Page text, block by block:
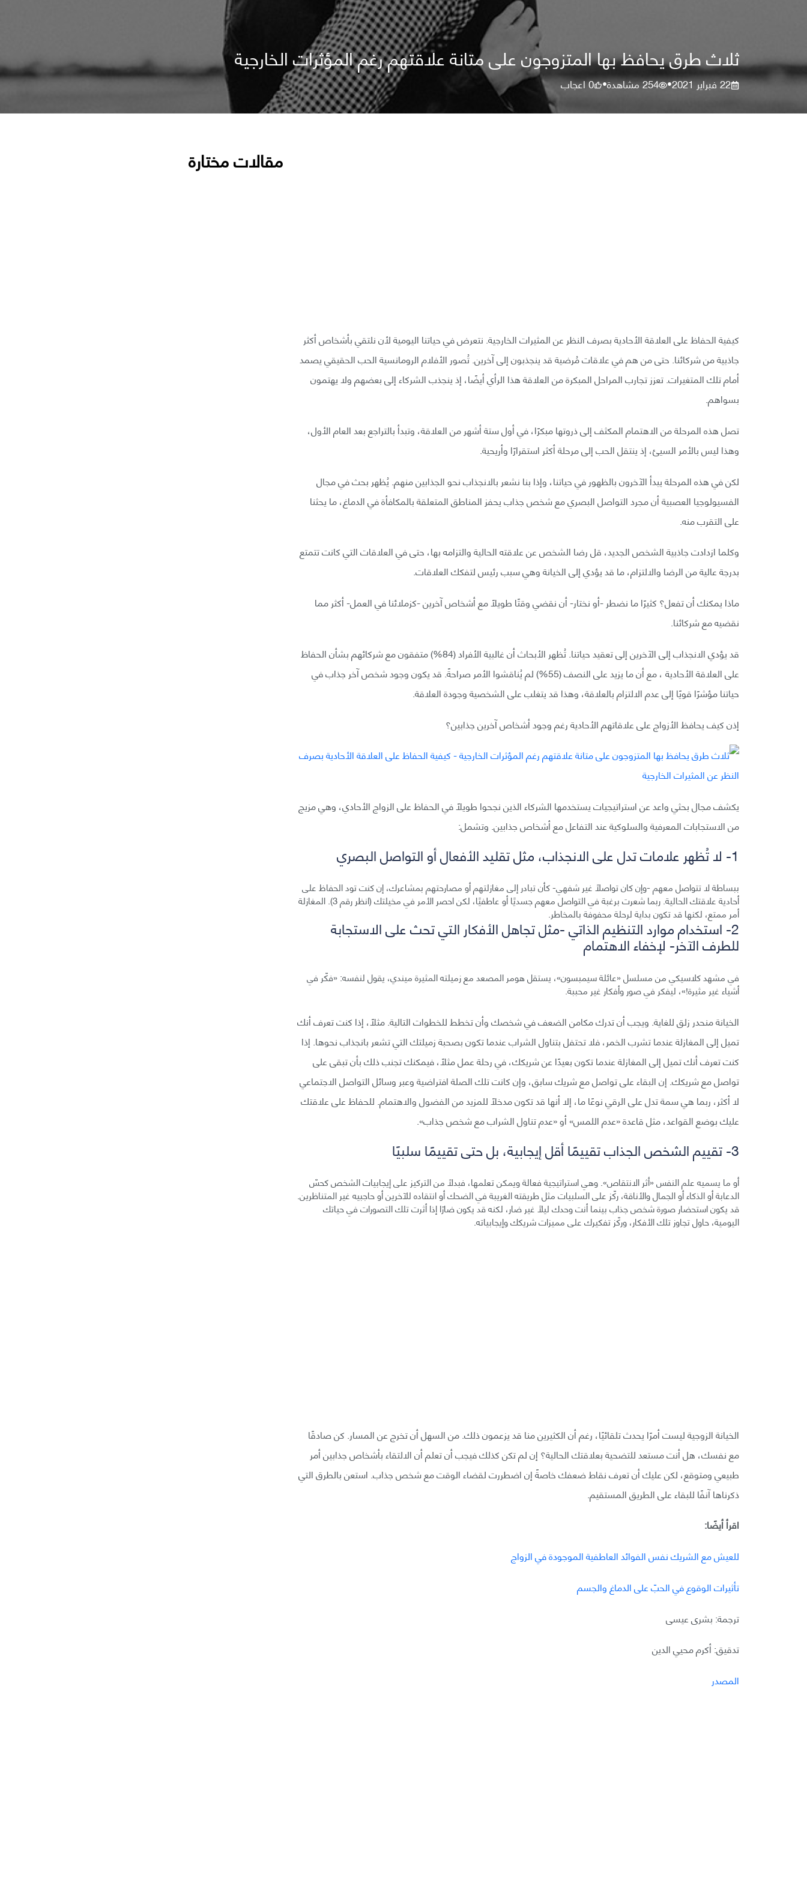
ثلاث طرق يحافظ بها المتزوجون على متانة علاقتهم رغم المؤثرات الخارجية
22 فبراير 2021 •
254مشاهدة•
0اعجاب
كيفية الحفاظ على العلاقة الأحادية بصرف النظر عن المثيرات الخارجية. نتعرض في حياتنا اليومية لأن نلتقي بأشخاص أكثر
جاذبية من شركائنا. حتى من هم في علاقات مُرضية قد ينجذبون إلى آخرين. تُصور الأفلام الرومانسية الحب الحقيقي يصمد
أمام تلك المتغيرات. تعزز تجارب المراحل المبكرة من العلاقة هذا الرأي أيضًا، إذ ينجذب الشركاء إلى بعضهم ولا يهتمون
بسواهم.
تصل هذه المرحلة من الاهتمام المكثف إلى ذروتها مبكرًا، في أول ستة أشهر من العلاقة، وتبدأ بالتراجع بعد العام الأول،
وهذا ليس بالأمر السيئ، إذ ينتقل الحب إلى مرحلة أكثر استقرارًا وأريحية.
لكن في هذه المرحلة يبدأ الآخرون بالظهور في حياتنا، وإذا بنا نشعر بالانجذاب نحو الجذابين منهم. يُظهر بحث في مجال
الفسيولوجيا العصبية أن مجرد التواصل البصري مع شخص جذاب يحفز المناطق المتعلقة بالمكافأة في الدماغ، ما يحثنا
على التقرب منه.
وكلما ازدادت جاذبية الشخص الجديد، قل رضا الشخص عن علاقته الحالية والتزامه بها، حتى في العلاقات التي كانت تتمتع
بدرجة عالية من الرضا والالتزام، ما قد يؤدي إلى الخيانة وهي سبب رئيس لتفكك العلاقات.
ماذا يمكنك أن تفعل؟ كثيرًا ما نضطر -أو نختار- أن نقضي وقتًا طويلًا مع أشخاص آخرين -كزملائنا في العمل- أكثر مما
نقضيه مع شركائنا.
قد يؤدي الانجذاب إلى الآخرين إلى تعقيد حياتنا. تُظهر الأبحاث أن غالبية الأفراد (84%) متفقون مع شركائهم بشأن الحفاظ
على العلاقة الأحادية ، مع أن ما يزيد على النصف (55%) لم يُناقشوا الأمر صراحةً. قد يكون وجود شخص آخر جذاب في
حياتنا مؤشرًا قويًا إلى عدم الالتزام بالعلاقة، وهذا قد يتغلب على الشخصية وجودة العلاقة.
إذن كيف يحافظ الأزواج على علاقاتهم الأحادية رغم وجود أشخاص آخرين جذابين؟
يكشف مجال بحثي واعد عن استراتيجيات يستخدمها الشركاء الذين نجحوا طويلًا في الحفاظ على الزواج الأحادي، وهي مزيج
من الاستجابات المعرفية والسلوكية عند التفاعل مع أشخاص جذابين. وتشمل:
1- لا تُظهر علامات تدل على الانجذاب، مثل تقليد الأفعال أو التواصل البصري
ببساطة لا تتواصل معهم -وإن كان تواصلًا غير شفهي- كأن تبادر إلى مغازلتهم أو مصارحتهم بمشاعرك، إن كنت تود الحفاظ على
أحادية علاقتك الحالية. ربما شعرت برغبة في التواصل معهم جسديًا أو عاطفيًا، لكن احصر الأمر في مخيلتك (انظر رقم 3). المغازلة
أمر ممتع، لكنها قد تكون بداية لرحلة محفوفة بالمخاطر.
2- استخدام موارد التنظيم الذاتي -مثل تجاهل الأفكار التي تحث على الاستجابة
للطرف الآخر- لإخفاء الاهتمام
في مشهد كلاسيكي من مسلسل «عائلة سيمبسون»، يستقل هومر المصعد مع زميلته المثيرة ميندي، يقول لنفسه: «فكّر في
أشياء غير مثيرة!»، ليفكر في صور وأفكار غير محببة.
الخيانة منحدر زلق للغاية. ويجب أن تدرك مكامن الضعف في شخصك وأن تخطط للخطوات التالية. مثلًا، إذا كنت تعرف أنك
تميل إلى المغازلة عندما تشرب الخمر، فلا تحتفل بتناول الشراب عندما تكون بصحبة زميلتك التي تشعر بانجذاب نحوها. إذا
كنت تعرف أنك تميل إلى المغازلة عندما تكون بعيدًا عن شريكك، في رحلة عمل مثلًا، فيمكنك تجنب ذلك بأن تبقى على
تواصل مع شريكك. إن البقاء على تواصل مع شريك سابق، وإن كانت تلك الصلة افتراضية وعبر وسائل التواصل الاجتماعي
لا أكثر، ربما هي سمة تدل على الرقي نوعًا ما، إلا أنها قد تكون مدخلًا للمزيد من الفضول والاهتمام. للحفاظ على علاقتك
عليك بوضع القواعد، مثل قاعدة «عدم اللمس» أو «عدم تناول الشراب مع شخص جذاب».
3- تقييم الشخص الجذاب تقييمًا أقل إيجابية، بل حتى تقييمًا سلبيًا
أو ما يسميه علم النفس «أثر الانتقاص». وهي استراتيجية فعالة ويمكن تعلمها، فبدلًا من التركيز على إيجابيات الشخص كحسّ
الدعابة أو الذكاء أو الجمال والأناقة، ركّز على السلبيات مثل طريقته الغريبة في الضحك أو انتقاده للآخرين أو حاجبيه غير المتناظرين.
قد يكون استحضار صورة شخص جذاب بينما أنت وحدك ليلًا غير ضار، لكنه قد يكون ضارًا إذا أثرت تلك التصورات في حياتك
اليومية، حاول تجاوز تلك الأفكار، وركّز تفكيرك على مميزات شريكك وإيجابياته.
الخيانة الزوجية ليست أمرًا يحدث تلقائيًا، رغم أن الكثيرين منا قد يزعمون ذلك. من السهل أن تخرج عن المسار. كن صادقًا
مع نفسك، هل أنت مستعد للتضحية بعلاقتك الحالية؟ إن لم تكن كذلك فيجب أن تعلم أن الالتقاء بأشخاص جذابين أمر
طبيعي ومتوقع، لكن عليك أن تعرف نقاط ضعفك خاصةً إن اضطررت لقضاء الوقت مع شخص جذاب. استعن بالطرق التي
ذكرناها آنفًا للبقاء على الطريق المستقيم.
اقرأ أيضًا:
للعيش مع الشريك نفس الفوائد العاطفية الموجودة في الزواج
تأثيرات الوقوع في الحبّ على الدماغ والجسم
ترجمة: بشرى عيسى
تدقيق: أكرم محيي الدين
المصدر
مقالات مختارة